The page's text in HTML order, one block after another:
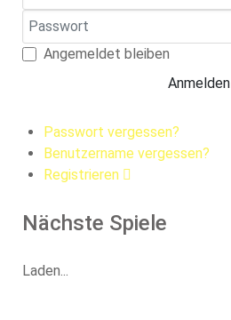
Passwort
Angemeldet bleiben
Anmelden
Passwort vergessen?
Benutzername vergessen?
Registrieren
Nächste Spiele
Laden...